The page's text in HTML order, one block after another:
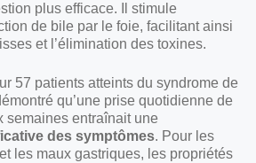
plus efficace. Il stimule
de bile par le foie, facilitant ainsi
et l’élimination des toxines.
57 patients atteints du syndrome de
qu’une prise quotidienne de
semaines entraînait une
des symptômes. Pour les
les maux gastriques, les propriétés